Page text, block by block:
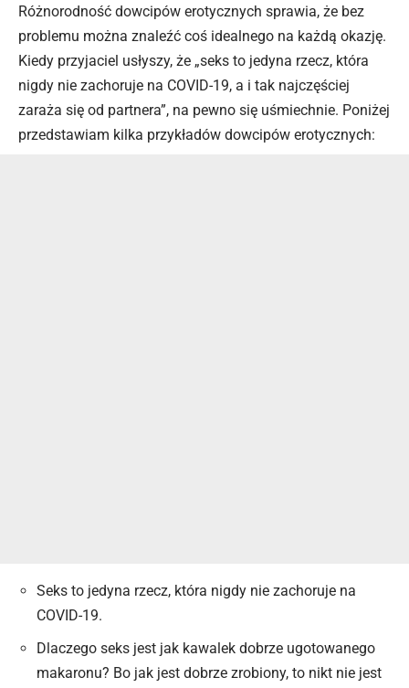
Różnorodność dowcipów erotycznych sprawia, że bez
problemu można znaleźć coś idealnego na każdą okazję.
Kiedy przyjaciel usłyszy, że „seks to jedyna rzecz, która
nigdy nie zachoruje na COVID-19, a i tak najczęściej
zaraża się od partnera”, na pewno się uśmiechnie. Poniżej
przedstawiam kilka przykładów dowcipów erotycznych:
Seks to jedyna rzecz, która nigdy nie zachoruje na
COVID-19.
Dlaczego seks jest jak kawalek dobrze ugotowanego
makaronu? Bo jak jest dobrze zrobiony, to nikt nie jest